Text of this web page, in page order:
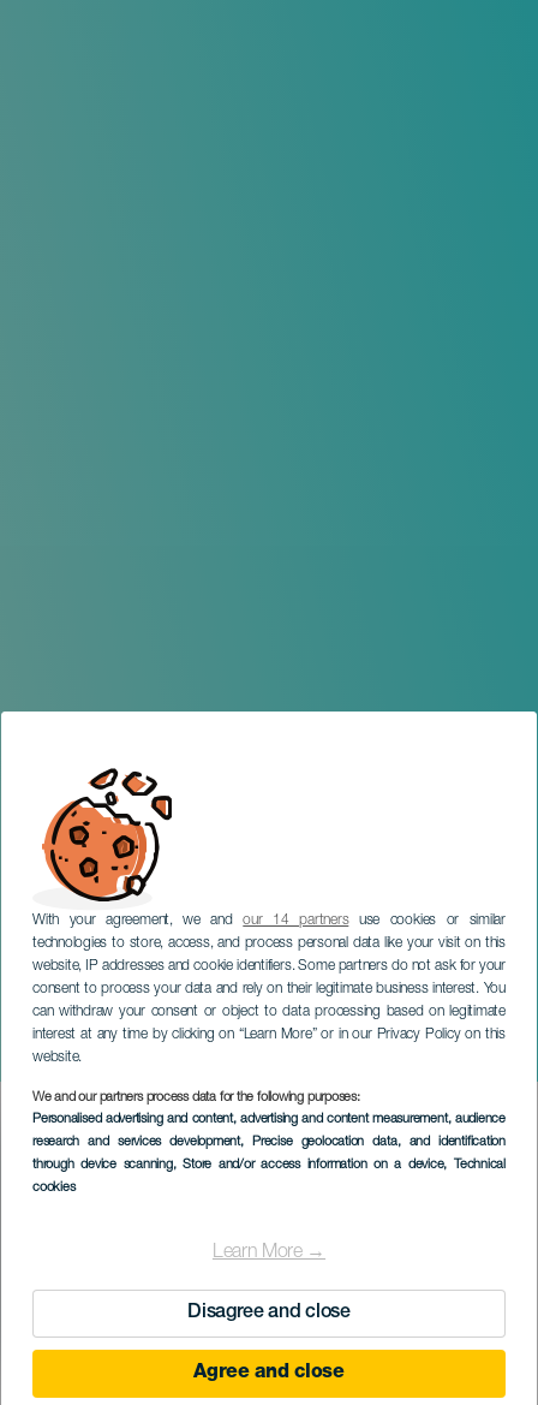
With your agreement, we andour 14 partnersuse cookies or similar
technologies to store, access, and process personal data like your visit on this
website, IP addresses and cookie identifiers. Some partners do not ask for your
consent to process your data and rely on their legitimate business interest. You
can withdraw your consent or object to data processing based on legitimate
interest at any time by clicking on “Learn More” or in our Privacy Policy on this
website.
We and our partners process data for the following purposes:
Personalised advertising and content, advertising and content measurement, audience
research and services development, Precise geolocation data, and identification
through device scanning, Store and/or access information on a device, Technical
cookies
Learn More →
Disagree and close
Agree and close
Festival folcloristico Los
Medianeros
GRAN CANARIA
Imagen
Listado